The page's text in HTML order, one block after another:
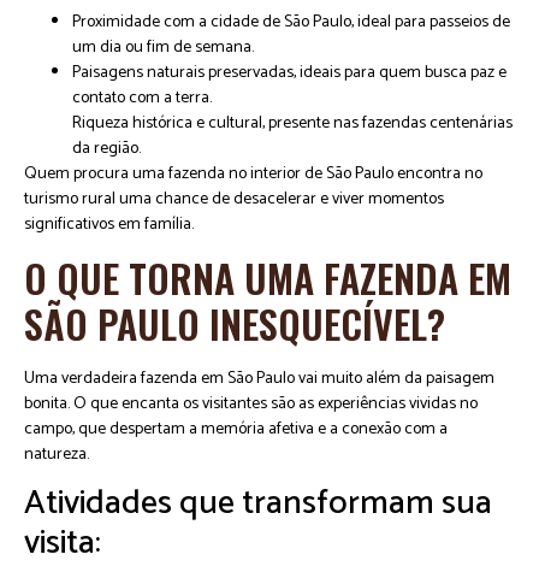
Proximidade com a cidade de São Paulo, ideal para passeios de
um dia ou fim de semana.
Paisagens naturais preservadas, ideais para quem busca paz e
contato com a terra.
Riqueza histórica e cultural, presente nas fazendas centenárias
da região.
Quem procura uma fazenda no interior de São Paulo encontra no
turismo rural uma chance de desacelerar e viver momentos
significativos em família.
O QUE TORNA UMA FAZENDA EM
SÃO PAULO INESQUECÍVEL?
Uma verdadeira fazenda em São Paulo vai muito além da paisagem
bonita. O que encanta os visitantes são as experiências vividas no
campo, que despertam a memória afetiva e a conexão com a
natureza.
Atividades que transformam sua
visita: